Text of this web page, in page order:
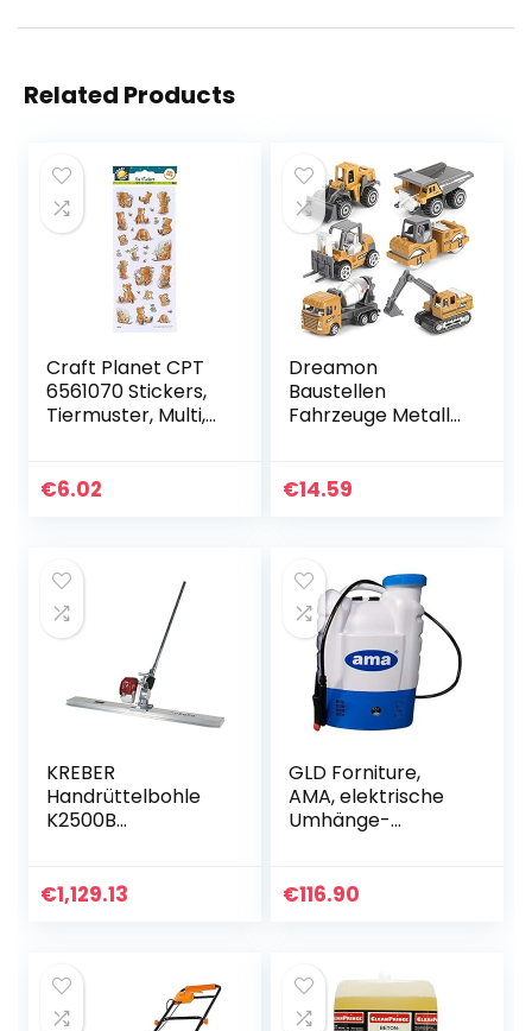
Related Products
Craft Planet CPT
6561070 Stickers,
Tiermuster, Multi,
€6.02
Dreamon
Baustellen
Fahrzeuge Metall
ge Spielzeug Auto
€14.59
KREBER
Handrüttelbohle
K2500B
Rüttelbohle GX25
€1,129.13
GLD Forniture,
AMA, elektrische
Umhänge-
batteriebetrieben,
€116.90